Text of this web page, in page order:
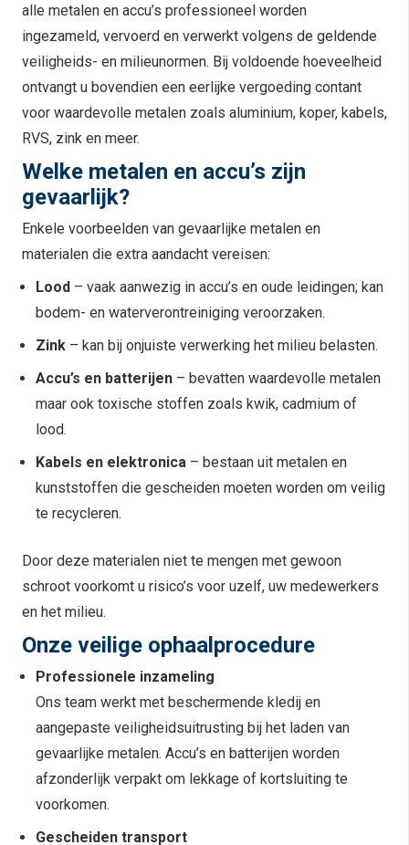
alle metalen en accu’s professioneel worden
ingezameld, vervoerd en verwerkt volgens de geldende
veiligheids- en milieunormen. Bij voldoende hoeveelheid
ontvangt u bovendien een eerlijke vergoeding contant
voor waardevolle metalen zoals aluminium, koper, kabels,
RVS, zink en meer.
Welke metalen en accu’s zijn
gevaarlijk?
Enkele voorbeelden van gevaarlijke metalen en
materialen die extra aandacht vereisen:
Lood – vaak aanwezig in accu’s en oude leidingen; kan
bodem- en waterverontreiniging veroorzaken.
Zink – kan bij onjuiste verwerking het milieu belasten.
Accu’s en batterijen – bevatten waardevolle metalen
maar ook toxische stoffen zoals kwik, cadmium of
lood.
Kabels en elektronica – bestaan uit metalen en
kunststoffen die gescheiden moeten worden om veilig
te recycleren.
Door deze materialen niet te mengen met gewoon
schroot voorkomt u risico’s voor uzelf, uw medewerkers
en het milieu.
Onze veilige ophaalprocedure
Professionele inzameling
Ons team werkt met beschermende kledij en
aangepaste veiligheidsuitrusting bij het laden van
gevaarlijke metalen. Accu’s en batterijen worden
afzonderlijk verpakt om lekkage of kortsluiting te
voorkomen.
Gescheiden transport